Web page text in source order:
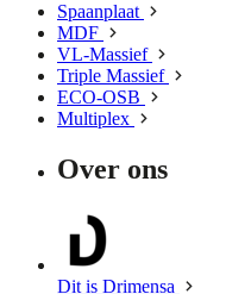
Spaanplaat
MDF
VL-Massief
Triple Massief
ECO-OSB
Multiplex
Over ons
Dit is Drimensa